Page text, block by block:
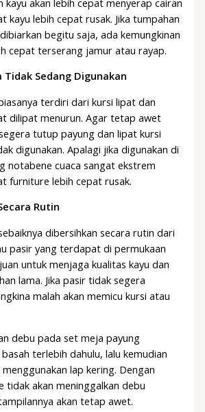
kayu lebih cepat rusak. Jika tumpahan
begitu saja, ada kemungkinan
cepat terserang jamur atau rayap.
Tidak Sedang Digunakan
terdiri dari kursi lipat dan
dilipat menurun. Agar tetap awet
tutup payung dan lipat kursi
digunakan. Apalagi jika digunakan di
notabene cuaca sangat ekstrem
furniture lebih cepat rusak.
Rutin
dibersihkan secara rutin dari
pasir yang terdapat di permukaan
untuk menjaga kualitas kayu dan
lama. Jika pasir tidak segera
malah akan memicu kursi atau
debu pada set meja payung
terlebih dahulu, lalu kemudian
lap kering. Dengan
tidak akan meninggalkan debu
akan tetap awet.